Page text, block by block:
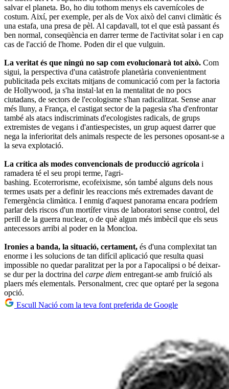
salvar el planeta. Bo, ho diu tothom menys els cavernícoles de
costum. Així, per exemple, per als de Vox això del canvi climàtic és
una estafa, una presa de pèl. Al capdavall, tot el que està passant és
ben normal, conseqüència en darrer terme de l'activitat solar i en cap
cas de l'acció de l'home. Poden dir el que vulguin.
La veritat és que ningú no sap com evolucionarà tot això. Com
sigui, la perspectiva d'una catàstrofe planetària convenientment
publicitada pels excitats mitjans de comunicació com per la factoria
de Hollywood, ja s'ha instal·lat en la mentalitat de no pocs
ciutadans, de sectors de l'ecologisme s'han radicalitzat. Sense anar
més lluny, a França, el castigat sector de la pagesia s'ha d'enfrontar
també als atacs indiscriminats d'ecologistes radicals, de grups
extremistes de vegans i d'antiespecistes, un grup aquest darrer que
nega la inferioritat dels animals respecte de les persones oposant-se a
la seva explotació.
La crítica als modes convencionals de producció agrícola i
ramadera té el seu propi terme, l'agri-
bashing. Ecoterrorisme, ecofeixisme, són també alguns dels nous
termes usats per a definir les reaccions més extremades davant de
l'emergència climàtica. I enmig d'aquest panorama encara podríem
parlar dels riscos d'un mortífer virus de laboratori sense control, del
perill de la guerra nuclear, o de què algun més imbècil que els seus
antecessors arribi al poder en la Moncloa.
Ironies a banda, la situació, certament, és d'una complexitat tan
enorme i les solucions de tan difícil aplicació que resulta quasi
impossible no quedar paralitzat per la por a l'apocalipsi o bé deixar-
se dur per la doctrina del carpe diem entregant-se amb fruïció als
plaers més elementals. Personalment, crec que optaré per la segona
opció.
Escull Nació com la teva font preferida de Google